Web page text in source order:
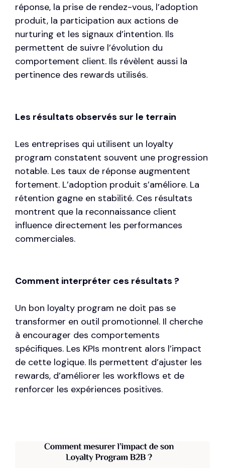
réponse, la prise de rendez-vous, l’adoption
produit, la participation aux actions de
nurturing et les signaux d’intention. Ils
permettent de suivre l’évolution du
comportement client. Ils révèlent aussi la
pertinence des rewards utilisés.
Les résultats observés sur le terrain
Les entreprises qui utilisent un loyalty
program constatent souvent une progression
notable. Les taux de réponse augmentent
fortement. L’adoption produit s’améliore. La
rétention gagne en stabilité. Ces résultats
montrent que la reconnaissance client
influence directement les performances
commerciales.
Comment interpréter ces résultats ?
Un bon loyalty program ne doit pas se
transformer en outil promotionnel. Il cherche
à encourager des comportements
spécifiques. Les KPIs montrent alors l’impact
de cette logique. Ils permettent d’ajuster les
rewards, d’améliorer les workflows et de
renforcer les expériences positives.